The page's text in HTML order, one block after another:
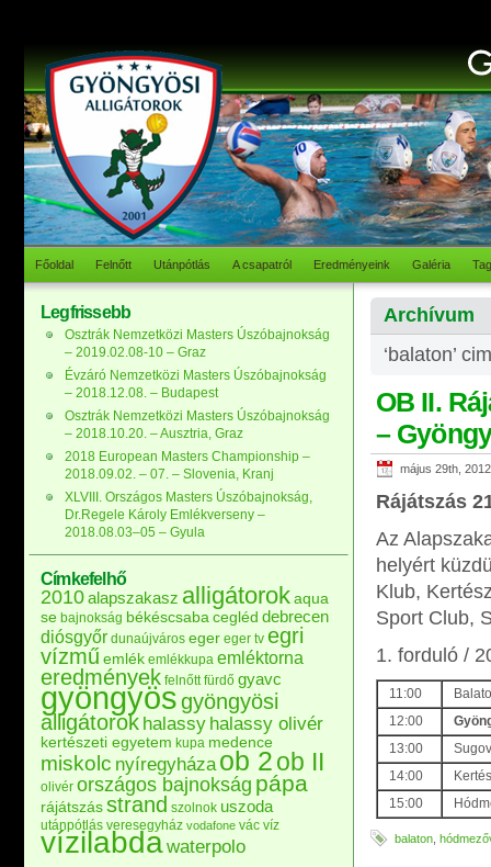
Főoldal Felnőtt Utánpótlás A csapatról Eredményeink Galéria
Archívum
‘balaton’
OB II.
–
május 29th, 2012
Rájátszás
Az
helyért
Klub,
Sport Club,
1. forduló /
11:00
12:00
13:00
14:00
15:00
balaton
Legfrissebb
Osztrák Nemzetközi Masters Úszóbajnokság
– 2019.02.08-10 – Graz
Évzáró Nemzetközi Masters Úszóbajnokság
– 2018.12.08. – Budapest
Osztrák Nemzetközi Masters Úszóbajnokság
– 2018.10.20. – Ausztria, Graz
2018 European Masters Championship –
2018.09.02. – 07. – Slovenia, Kranj
XLVIII. Országos Masters Úszóbajnokság,
Dr.Regele Károly Emlékverseny –
2018.08.03–05 – Gyula
Címkefelhő
2010alapszakasz alligátorokaqua
se bajnokság békéscsaba cegléd debrecen
diósgyőr dunaújváros eger eger tv egri
vízműemlék emlékkupa emléktorna
eredmények felnőtt fürdő gyavc
gyöngyösgyöngyösi
alligátorok halassy halassy olivér
kertészeti egyetem kupa medence
miskolc nyíregyháza ob 2ob II
olivér országos bajnokság pápa
rájátszás strand szolnok uszoda
utánpótlás veresegyház vodafone vác víz
vízilabdawaterpolo